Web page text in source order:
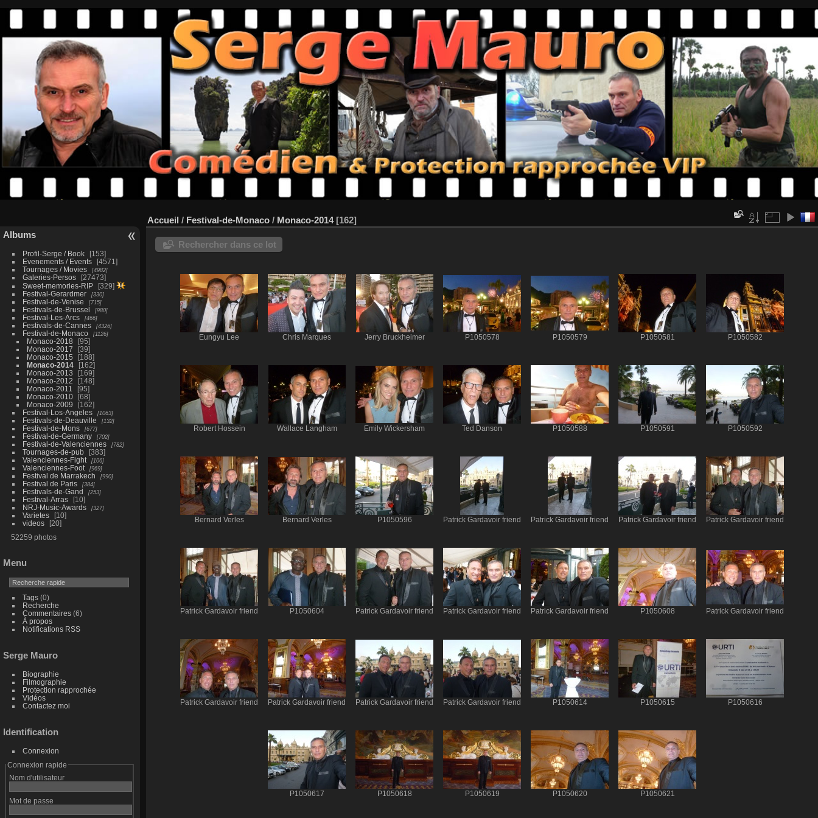
Albums
Profil-Serge / Book
153
Evenements / Events
4571
Tournages / Movies
4982
Galeries-Persos
27473
Sweet-memories-RIP
329
Festival-Gerardmer
330
Festival-de-Venise 715
Festivals-de-Brussel 980
Festival-Les-Arcs 466
Festivals-de-Cannes 4326
Festival-de-Monaco 1126
Monaco-2018
95
Monaco-2017
39
Monaco-2015
188
Monaco-2014
162
Monaco-2013
169
Monaco-2012
148
Monaco-2011
95
Monaco-2010
68
Monaco-2009
162
Festival-Los-Angeles
1063
Festivals-de-Deauville 132
Festival-de-Mons 677
Festival-de-Germany 702
Festival-de-Valenciennes 782
Tournages-de-pub
383
Valenciennes-Fight
106
Valenciennes-Foot 969
Festival de Marrakech 990
Festival de Paris 384
Festivals-de-Gand 253
Festival-Arras
10
NRJ-Music-Awards
327
Varietes
10
videos
20
52259 photos
Menu
Tags(0)
Recherche
Commentaires(6)
À propos
Notifications RSS
Serge Mauro
Biographie
Filmographie
Protection rapprochée
Vidéos
Contactez moi
Identification
Connexion
Connexion rapide
Nom d'utilisateur
Mot de passe
Accueil / Festival-de-Monaco / Monaco-2014 162
Rechercher dans ce lot
Eungyu Lee Chris Marques Jerry Bruckheimer P1050578 P1050579 P1050581 P1050582
Robert Hossein Wallace Langham Emily Wickersham Ted Danson P1050588 P1050591 P1050592
Bernard Verles Bernard Verles P1050596 Patrick Gardavoir friend Patrick Gardavoir friend Patrick Gardavoir friend Patrick Gardavoir friend
Patrick Gardavoir friend P1050604 Patrick Gardavoir friend Patrick Gardavoir friend Patrick Gardavoir friend P1050608 Patrick Gardavoir friend
Patrick Gardavoir friend Patrick Gardavoir friend Patrick Gardavoir friend Patrick Gardavoir friend P1050614 P1050615 P1050616
P1050617 P1050618 P1050619 P1050620 P1050621